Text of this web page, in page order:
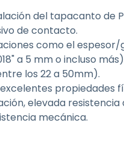
del tapacanto de
de contacto.
como el
a 5 mm o incluso
los 22 a 50mm).
propiedades
elevada resistencia
mecánica.